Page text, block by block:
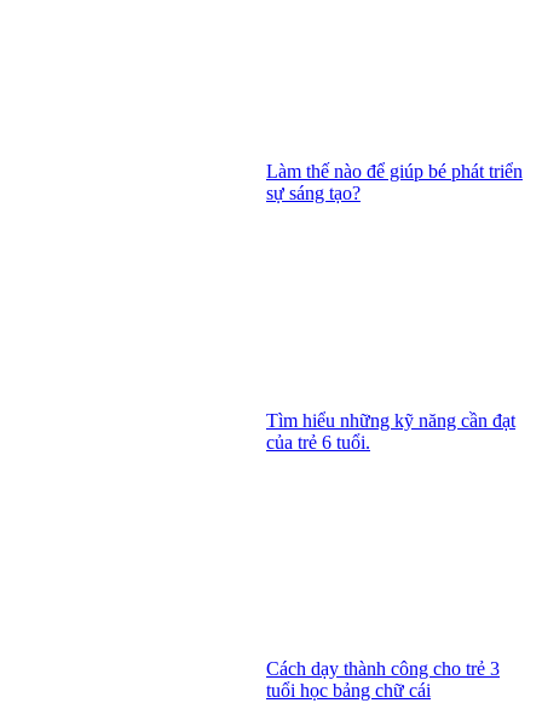
Làm thế nào để giúp bé phát triển
sự sáng tạo?
Tìm hiểu những kỹ năng cần đạt
của trẻ 6 tuổi.
Cách dạy thành công cho trẻ 3
tuổi học bảng chữ cái